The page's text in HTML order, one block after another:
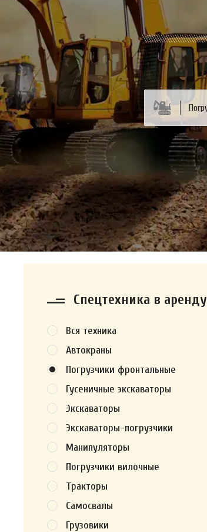
Спецтехника в аренду
Вся техника
Автокраны
Погрузчики фронтальные
Гусеничные экскаваторы
Экскаваторы
Экскаваторы-погрузчики
Манипуляторы
Погрузчики вилочные
Тракторы
Самосвалы
Грузовики